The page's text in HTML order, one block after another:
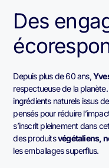
Des
Depuis plus de 60 ans,
respectueuse de la
ingrédients naturels issus
pensés pour réduire
s’inscrit pleinement dans
des produitsvégétaliens,
les emballages superflus.